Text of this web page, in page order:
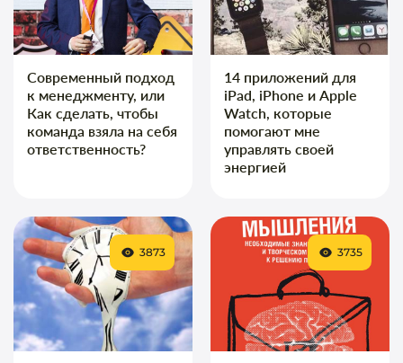
Современный подход
к менеджменту, или
Как сделать, чтобы
команда взяла на себя
ответственность?
14 приложений для
iPad, iPhone и Apple
Watch, которые
помогают мне
управлять своей
энергией
3873 3735